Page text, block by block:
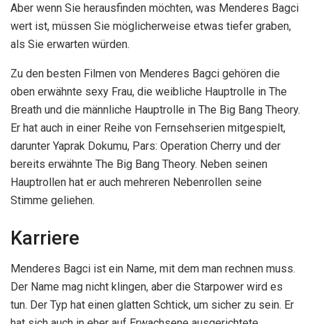
Aber wenn Sie herausfinden möchten, was Menderes Bagci
wert ist, müssen Sie möglicherweise etwas tiefer graben,
als Sie erwarten würden.
Zu den besten Filmen von Menderes Bagci gehören die
oben erwähnte sexy Frau, die weibliche Hauptrolle in The
Breath und die männliche Hauptrolle in The Big Bang Theory.
Er hat auch in einer Reihe von Fernsehserien mitgespielt,
darunter Yaprak Dokumu, Pars: Operation Cherry und der
bereits erwähnte The Big Bang Theory. Neben seinen
Hauptrollen hat er auch mehreren Nebenrollen seine
Stimme geliehen.
Karriere
Menderes Bagci ist ein Name, mit dem man rechnen muss.
Der Name mag nicht klingen, aber die Starpower wird es
tun. Der Typ hat einen glatten Schtick, um sicher zu sein. Er